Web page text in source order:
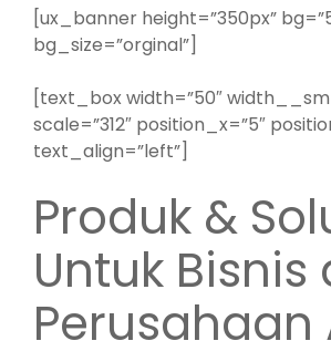
[ux_banner height=”350px”
bg_size=”orginal”]
[text_box width=”50″
scale=”312″ position_x=”5″
text_align=”left”]
Produk &
Untuk Bisnis
Perusahaan